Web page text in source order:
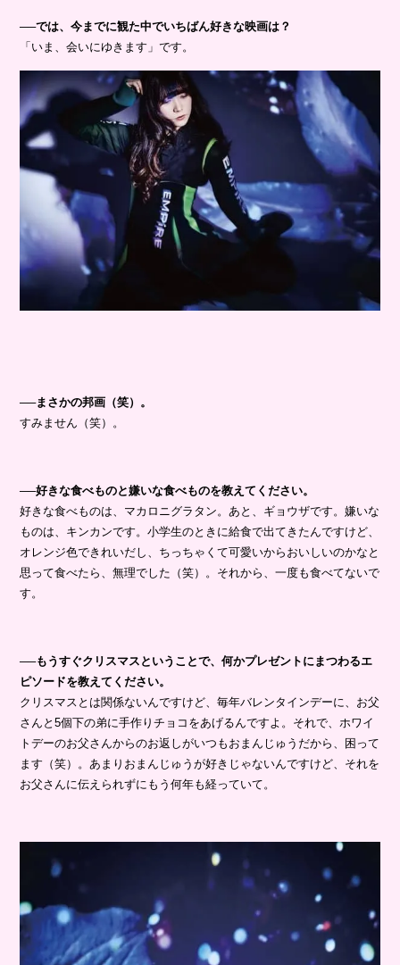
──では、今までに観た中でいちばん好きな映画は？
「いま、会いにゆきます」です。
──まさかの邦画（笑）。
すみません（笑）。
──好きな食べものと嫌いな食べものを教えてください。
好きな食べものは、マカロニグラタン。あと、ギョウザです。嫌いな
ものは、キンカンです。小学生のときに給食で出てきたんですけど、
オレンジ色できれいだし、ちっちゃくて可愛いからおいしいのかなと
思って食べたら、無理でした（笑）。それから、一度も食べてないで
す。
──もうすぐクリスマスということで、何かプレゼントにまつわるエ
ピソードを教えてください。
クリスマスとは関係ないんですけど、毎年バレンタインデーに、お父
さんと5個下の弟に手作りチョコをあげるんですよ。それで、ホワイ
トデーのお父さんからのお返しがいつもおまんじゅうだから、困って
ます（笑）。あまりおまんじゅうが好きじゃないんですけど、それを
お父さんに伝えられずにもう何年も経っていて。